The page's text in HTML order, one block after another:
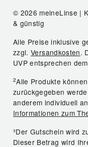
© 2026 meineLinse |
& günstig
Alle Preise inklusive
zzgl.Versandkosten.
UVP entsprechen
2Alle Produkte
zurückgegeben
anderem individuell
Informationen zum
³Der Gutschein wird
Dieser Betrag wird